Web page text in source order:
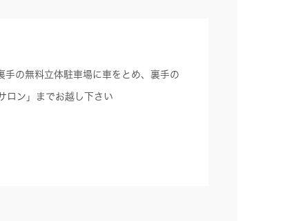
の無料立体駐車場に車をとめ、裏手の
ロン」までお越し下さい